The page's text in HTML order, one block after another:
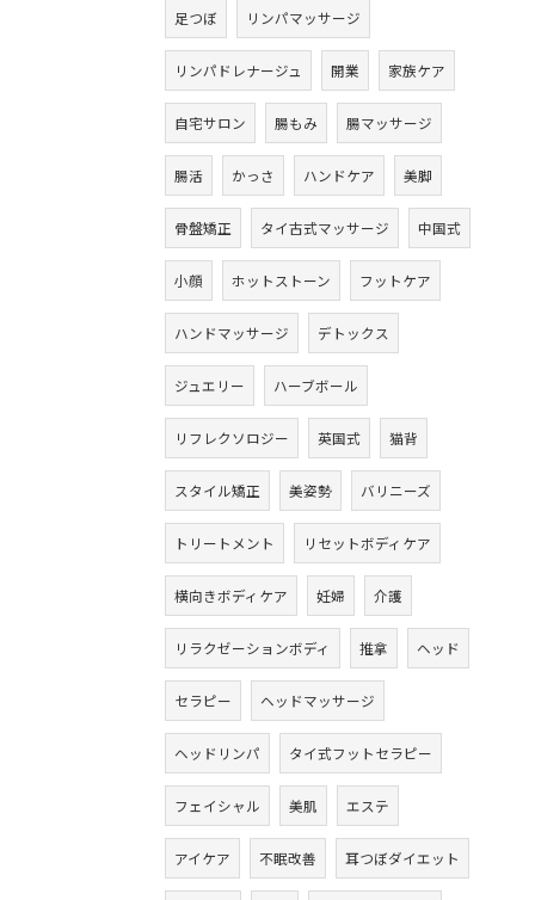
足つぼ リンパマッサージ
リンパドレナージュ 開業 家族ケア
自宅サロン 腸もみ 腸マッサージ
腸活 かっさ ハンドケア 美脚
骨盤矯正 タイ古式マッサージ 中国式
小顔 ホットストーン フットケア
ハンドマッサージ デトックス
ジュエリー ハーブボール
リフレクソロジー 英国式 猫背
スタイル矯正 美姿勢 バリニーズ
トリートメント リセットボディケア
横向きボディケア 妊婦 介護
リラクゼーションボディ 推拿 ヘッド
セラピー ヘッドマッサージ
ヘッドリンパ タイ式フットセラピー
フェイシャル 美肌 エステ
アイケア 不眠改善 耳つぼダイエット